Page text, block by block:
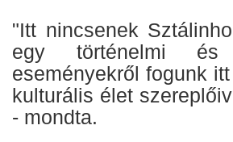
"Itt nincsenek
egy történelmi és
eseményekről fogunk
kulturális élet
- mondta.